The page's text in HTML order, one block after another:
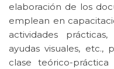
elaboración de los
emplean en
actividades
ayudas visuales, etc.,
clase teórico-